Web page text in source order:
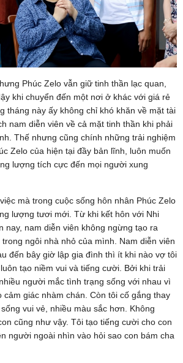
Phúc Zelo vẫn giữ tinh thần lạc quan,
khi chuyển đến một nơi ở khác với giá rẻ
tháng này ấy không chỉ khó khăn về mặt tài
nam diễn viên về cả mặt tinh thần khi phải
Thế nhưng cũng chính những trải nghiệm
Zelo của hiện tại đầy bản lĩnh, luôn muốn
lượng tích cực đến mọi người xung
mà trong cuộc sống hôn nhân Phúc Zelo
lượng tươi mới. Từ khi kết hôn với Nhi
nay, nam diễn viên không ngừng tạo ra
ngôi nhà nhỏ của mình. Nam diễn viên
đến bây giờ lập gia đình thì ít khi nào vợ tôi
tạo niềm vui và tiếng cười. Bởi khi trải
người mắc tình trạng sống với nhau vì
giác nhàm chán. Còn tôi cố gắng thay
vui vẻ, nhiều màu sắc hơn. Không
cũng như vậy. Tôi tạo tiếng cười cho con
người ngoài nhìn vào hỏi sao con bám cha